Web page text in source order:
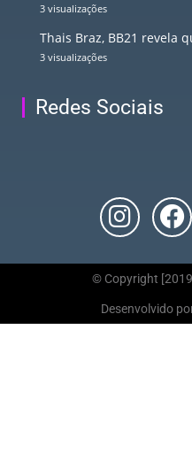
3 visualizações
Thais Braz, BB21 revela
3 visualizações
Redes Sociais
© Copyright
Desenvolvido